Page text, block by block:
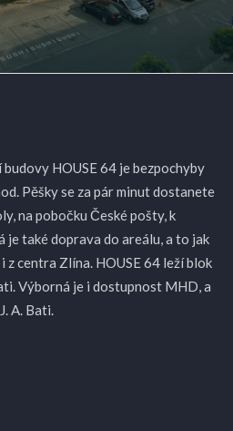
HOUSE 64 je bezpochyby
Pěšky se za pár minut dostanete
na pobočku České pošty, k
je také doprava do areálu, a to jak
z centra Zlína. HOUSE 64 leží blok
Výborná je i dostupnost MHD, a
A. Bati.